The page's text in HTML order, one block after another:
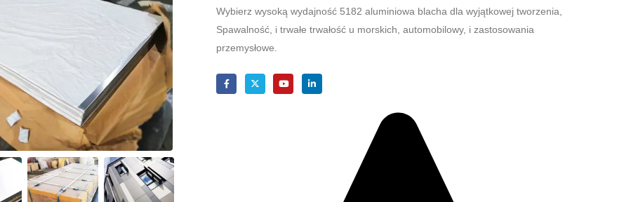
Wybierz wysoką wydajność 5182 aluminiowa blacha dla wyjątkowej tworzenia,
Spawalność, i trwałe trwałość u morskich, automobilowy, i zastosowania
przemysłowe.